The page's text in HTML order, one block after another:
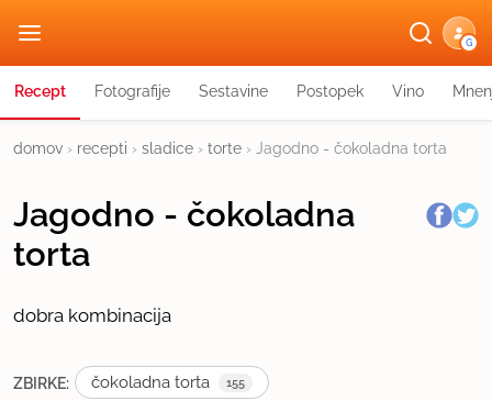
G
Recept Fotografije Sestavine Postopek Vino
domov › recepti › sladice › torte › Jagodno - čokoladna torta
Jagodno - čokoladna
torta
dobra kombinacija
ZBIRKE: čokoladna torta 155